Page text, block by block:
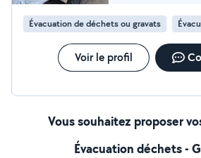
Évacuation de déchets ou gravats
Voir le profil
Vous souhaitez proposer
Évacuation déchets -